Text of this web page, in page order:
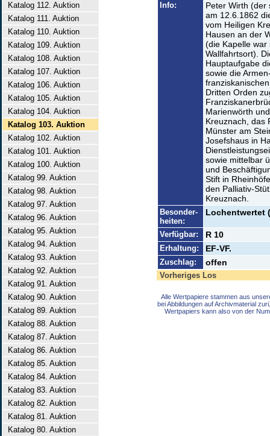
Katalog 112. Auktion
Katalog 111. Auktion
Katalog 110. Auktion
Katalog 109. Auktion
Katalog 108. Auktion
Katalog 107. Auktion
Katalog 106. Auktion
Katalog 105. Auktion
Katalog 104. Auktion
Katalog 103. Auktion
Katalog 102. Auktion
Katalog 101. Auktion
Katalog 100. Auktion
Katalog 99. Auktion
Katalog 98. Auktion
Katalog 97. Auktion
Katalog 96. Auktion
Katalog 95. Auktion
Katalog 94. Auktion
Katalog 93. Auktion
Katalog 92. Auktion
Katalog 91. Auktion
Katalog 90. Auktion
Katalog 89. Auktion
Katalog 88. Auktion
Katalog 87. Auktion
Katalog 86. Auktion
Katalog 85. Auktion
Katalog 84. Auktion
Katalog 83. Auktion
Katalog 82. Auktion
Katalog 81. Auktion
Katalog 80. Auktion
Info:
Peter Wirth (der
am 12.6.1862
vom Heiligen
Hausen an der
(die Kapelle war
Wallfahrtsort).
Hauptaufgabe
sowie die
Dritten Orden
Marienwörth
Kreuznach, das
Münster am
Josefshaus in
sowie mittelbar
und
Stift in
den Palliativ-
Kreuznach.
Besonder-
heiten:
Lochentwertet
Verfügbar: R 10
Erhaltung: EF-VF.
Zuschlag: offen
Vorheriges Los
Alle Wertpapiere stammen aus
bei Abbildungen auf Archivmaterial
Wertpapiers kann also von der